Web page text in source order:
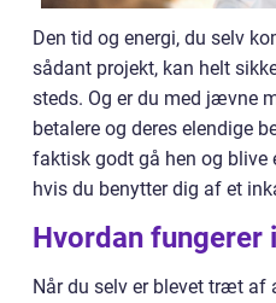
Den tid og energi, du selv
sådant projekt, kan helt
steds. Og er du med jævne
betalere og deres elendige
faktisk godt gå hen og blive
hvis du benytter dig af et
Hvordan fungerer
Når du selv er blevet træt af